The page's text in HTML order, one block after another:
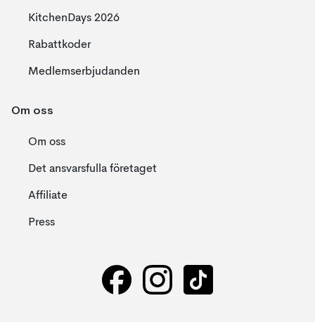
KitchenDays 2026
Rabattkoder
Medlemserbjudanden
Om oss
Om oss
Det ansvarsfulla företaget
Affiliate
Press